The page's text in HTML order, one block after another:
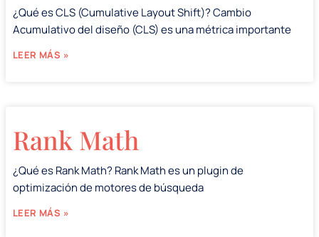
¿Qué es CLS (Cumulative Layout Shift)? Cambio
Acumulativo del diseño (CLS) es una métrica importante
LEER MÁS »
Rank Math
¿Qué es Rank Math? Rank Math es un plugin de
optimización de motores de búsqueda
LEER MÁS »